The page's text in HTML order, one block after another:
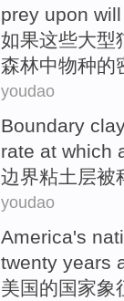
prey upon will
如果这些大型
森林中物种的
youdao
Boundary
rate at which
边界粘土层被
youdao
America's
twenty years
美国的国家象